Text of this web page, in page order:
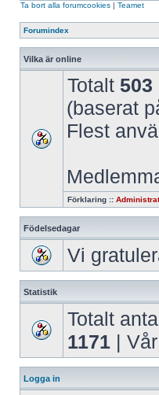
Ta bort alla forumcookies | Teamet
Forumindex
Vilka är online
Totalt 503
(baserat
Flest
Förklaring ::
Födelsedagar
Vi
Statistik
Totalt
1171 |
Logga in